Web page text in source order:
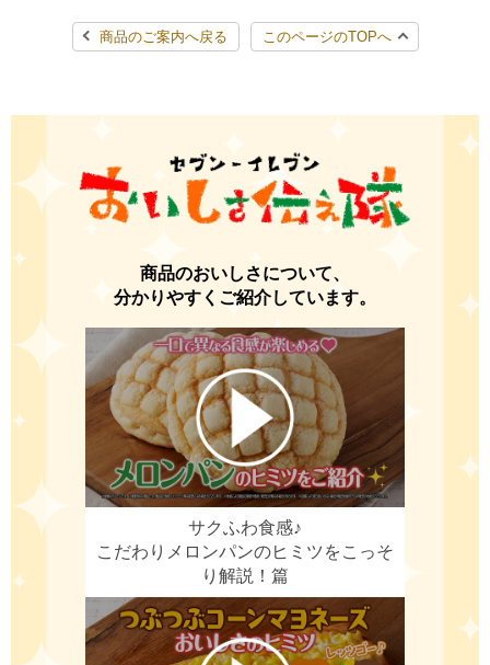
商品のご案内へ戻る このページのTOPへ
商品のおいしさについて、
分かりやすくご紹介しています。
サクふわ食感♪
こだわりメロンパンのヒミツをこっそ
り解説！篇